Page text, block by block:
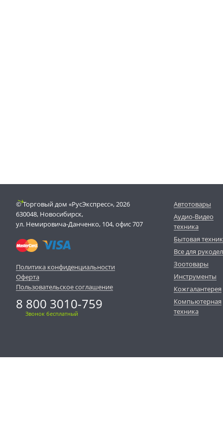
© Торговый дом «РусЭкспресс», 2026
630048, Новосибирск,
ул. Немировича-Данченко, 104, офис 707
Политика конфиденциальности
Оферта
Пользовательское соглашение
8 800 3010-759
Звонок бесплатный
Автотовары
Аудио-Видео
техника
Бытовая
Все для
Зоотовары
Инструменты
Кожгалантерея
Компьютерная
техника